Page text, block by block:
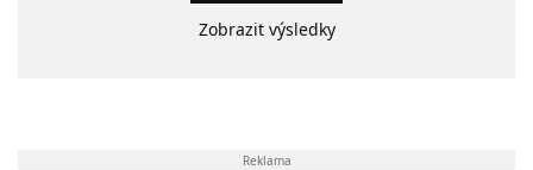
Zobrazit výsledky
Reklama